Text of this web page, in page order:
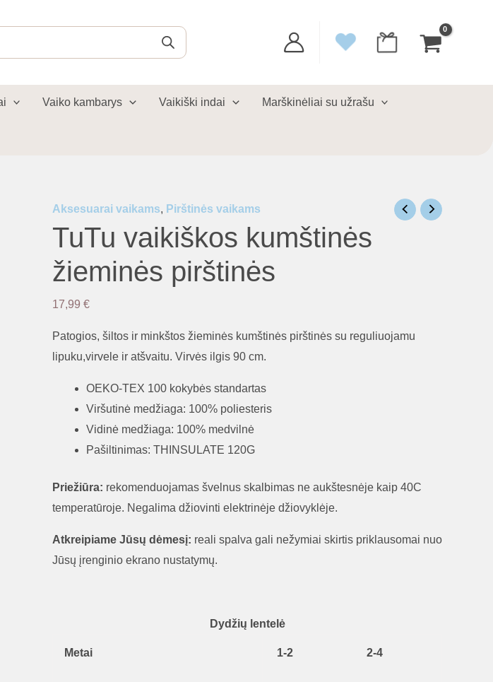
Vaiko kambarys Vaikiški indai Marškinėliai su užrašu
Aksesuarai vaikams, Pirštinės vaikams
TuTu vaikiškos kumštinės
žieminės pirštinės
17,99 €
Patogios, šiltos ir minkštos žieminės kumštinės pirštinės su reguliuojamu
lipuku,virvele ir atšvaitu. Virvės ilgis 90 cm.
OEKO-TEX 100 kokybės standartas
Viršutinė medžiaga: 100% poliesteris
Vidinė medžiaga: 100% medvilnė
Pašiltinimas: THINSULATE 120G
Priežiūra: rekomenduojamas švelnus skalbimas ne aukštesnėje kaip 40C
temperatūroje. Negalima džiovinti elektrinėje džiovyklėje.
Atkreipiame Jūsų dėmesį: reali spalva gali nežymiai skirtis priklausomai nuo
Jūsų įrenginio ekrano nustatymų.
Dydžių lentelė
Metai 1-2 2-4